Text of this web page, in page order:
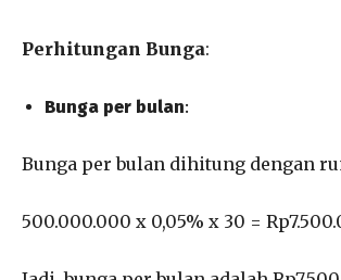
Perhitungan Bunga:
Bunga per bulan:
Bunga per bulan dihitung dengan
500.000.000 x 0,05% x 30 =